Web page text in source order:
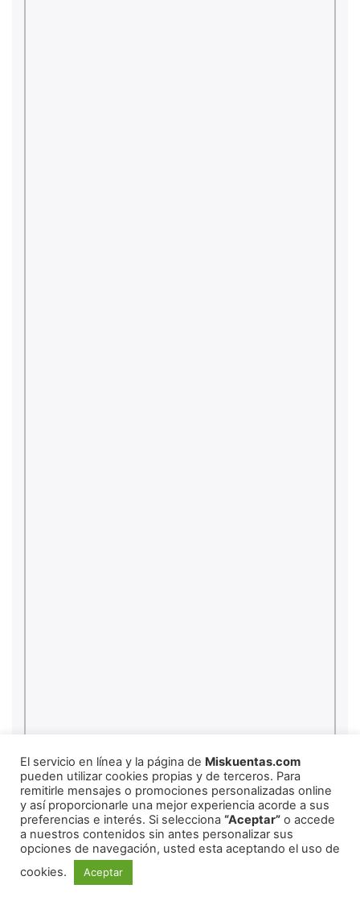
El servicio en línea y la página de Miskuentas.com
pueden utilizar cookies propias y de terceros. Para
remitirle mensajes o promociones personalizadas online
y así proporcionarle una mejor experiencia acorde a sus
preferencias e interés. Si selecciona “Aceptar” o accede
a nuestros contenidos sin antes personalizar sus
opciones de navegación, usted esta aceptando el uso de
cookies.
Aceptar